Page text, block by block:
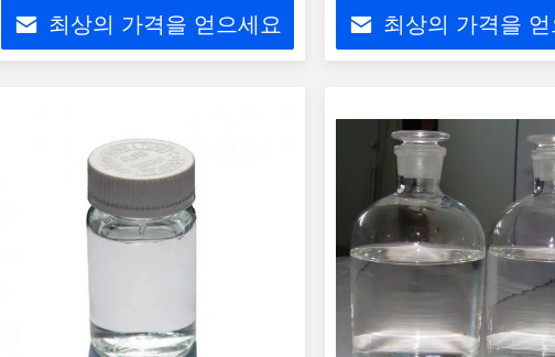
최상의 가격을 얻으세요 최상의 가격을 얻